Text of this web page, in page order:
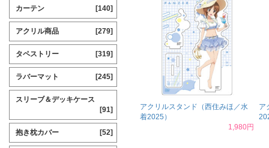
アクリルスタンド（西住みほ／水
着2025）
1,980円
ア
カーテン [140]
アクリル商品 [279]
タペストリー [319]
ラバーマット [245]
スリーブ＆デッキケース
[91]
抱き枕カバー [52]